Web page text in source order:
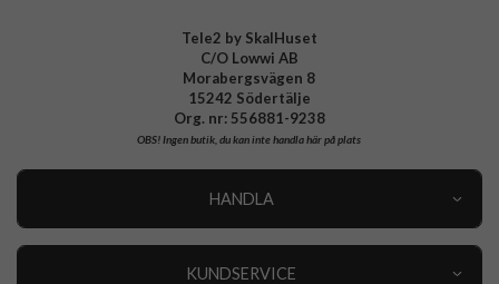
Tele2 by SkalHuset
C/O Lowwi AB
Morabergsvägen 8
15242 Södertälje
Org. nr: 556881-9238
OBS!Ingen butik, du kan inte handla här på plats
HANDLA
KUNDSERVICE